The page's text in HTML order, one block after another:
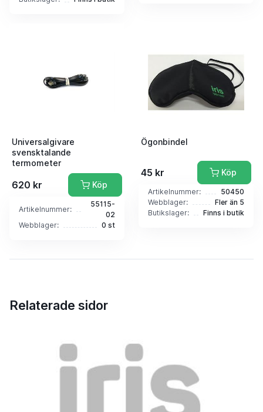
Universalgivare
svensktalande
termometer
620 kr Köp
Artikelnummer:
55115-
02
Webblager:
0 st
Ögonbindel
45 kr Köp
Artikelnummer:
50450
Webblager:
Fler än 5
Butikslager:
Finns i butik
Relaterade sidor